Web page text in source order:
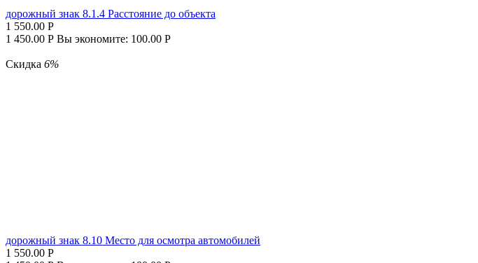
дорожный знак 8.1.4 Расстояние до объекта
1 550.00 Р
1 450.00 Р Вы экономите: 100.00 Р
Скидка 6%
дорожный знак 8.10 Место для осмотра автомобилей
1 550.00 Р